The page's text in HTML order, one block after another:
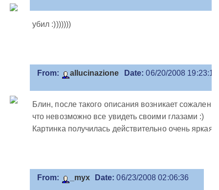
убил :)))))))
From: allucinazione Date: 06/20/2008 19:23:16
Блин, после такого описания возникает
что невозможно все увидеть своими глазами :)
Картинка получилась действительно очень яркая :)
From: _myx Date: 06/23/2008 02:06:36